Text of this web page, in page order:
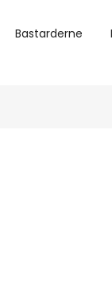
Bastarderne